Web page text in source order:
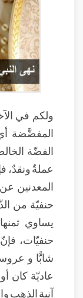
ولكم في
المفضَّضة
الفضّة
عملةٌ ونقدٌ،
المعدنين
حنفيّة من
يساوي
حنفيّات،
شابًّا و
عاديّة كان
آنية الذهب